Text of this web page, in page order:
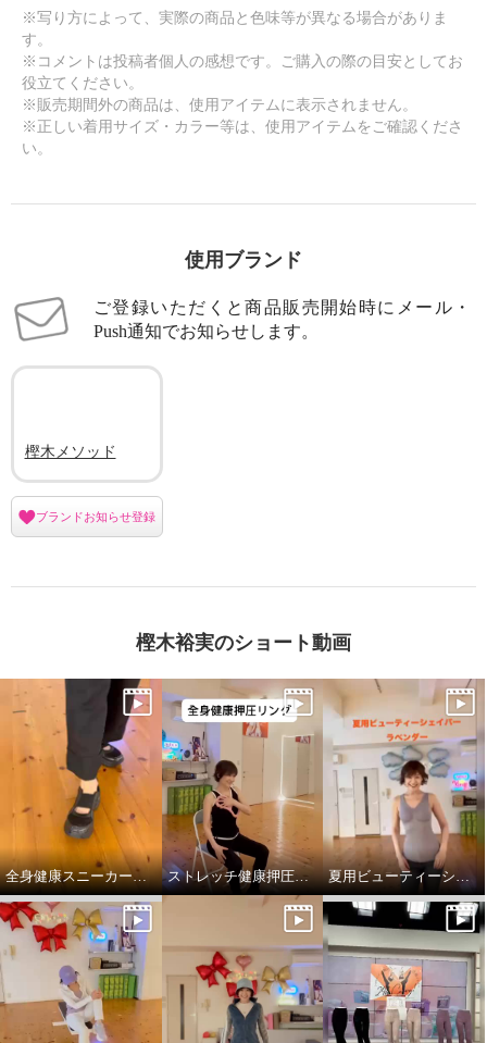
※写り方によって、実際の商品と色味等が異なる場合がありま
す。
※コメントは投稿者個人の感想です。ご購入の際の目安としてお
役立てください。
※販売期間外の商品は、使用アイテムに表示されません。
※正しい着用サイズ・カラー等は、使用アイテムをご確認くださ
い。
使用ブランド
ご登録いただくと商品販売開始時にメール・
Push通知でお知らせします。
樫木メソッド
ブランドお知らせ登録
樫木裕実のショート動画
全身健康スニーカーサンダルデビューです。 ストレッチ健康押圧リング 夏用ビューティーシェイパー